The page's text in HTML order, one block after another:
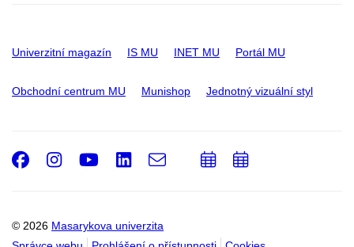
Univerzitní magazín IS MU INET MU Portál MU
Obchodní centrum MU Munishop Jednotný vizuální styl
© 2026 Masarykova univerzita
Facebook
Instagram
Youtube
LinkedIn
e-
PřidatPřidat